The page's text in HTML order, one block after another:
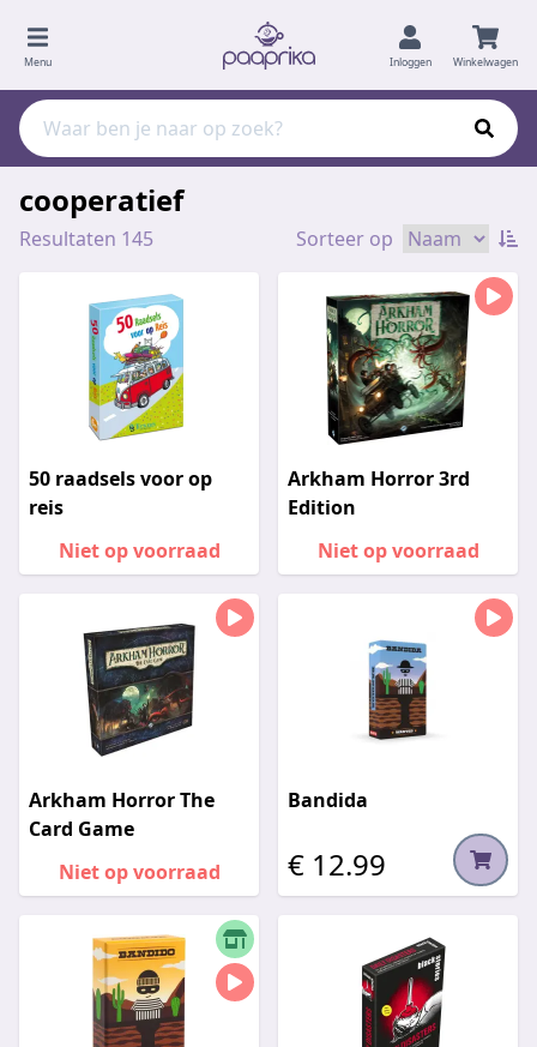
Menu Inloggen Winkelwagen
cooperatief
Resultaten 145 Sorteer op
50 raadsels voor op
reis
Niet op voorraad
Arkham Horror 3rd
Edition
Niet op voorraad
Arkham Horror The
Card Game
Niet op voorraad
Bandida
€ 12.99